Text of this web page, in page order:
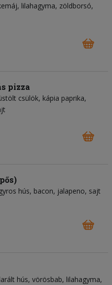
lilahagyma zöldborsó
pizza
csülök kápia paprika
gyros hús bacon jalapeno sajt
hús vörösbab lilahagyma